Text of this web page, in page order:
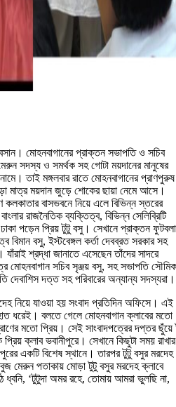
মোহনবাগানের প্রাক্তন সভাপতি ও সচিব
সদস্য ও সমর্থক সহ গোটা ময়দানের মানুষের
তাই মঙ্গলবার রাতে মোহনবাগানের প্রাণপুরুষ
মাত্র ময়দান জুড়ে শোকের ছায়া নেমে আসে।
কলকাতার বাসভবনে নিয়ে এলে বিভিন্ন স্তরের
রাজনৈতিক ব্যক্তিত্ব, বিভিন্ন সেলিব্রিটি
পড়েন প্রিয় টুটু বসু। সেখানে প্রাক্তন
বিমান বসু, ইস্টবেঙ্গল কর্তা দেবব্রত সরকার সহ
শ্রদ্ধা জানাতে এসেছেন তাঁদের সাদরে
মোহনবাগান সচিব সৃঞ্জয় বসু, সহ সভাপতি সৌমিক
দেবাশিস দত্ত সহ পরিবারের অন্যান্য সদস্যরা।
নিয়ে যাওয়া হয় সংবাদ প্রতিদিন অফিসে। এই
ধরেই। বলতে গেলে মোহনবাগান ক্লাবের মতো
মতো প্রিয়। সেই সাংবাদপত্রের দপ্তর ছুঁয়ে
ক্লাব ভবানীপুরে। সেখানে কিছুটা সময় রাখার
একটি বিশেষ স্থানে। তারপর টুটু বসুর মরদেহ
মেরুন পতাকায় মোড়া টুটু বসুর মরদেহ ক্লাবে
‘‌টুটুদা অমর রহে, তোমায় আমরা ভুলছি না,